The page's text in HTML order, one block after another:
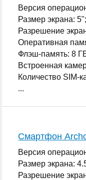
Версия
Размер экрана: 5";
Разрешение
Оперативная
Флэш-память: 8
Встроенная
Количество SIM-
...
Смартфон
Версия
Размер экрана:
Разрешение